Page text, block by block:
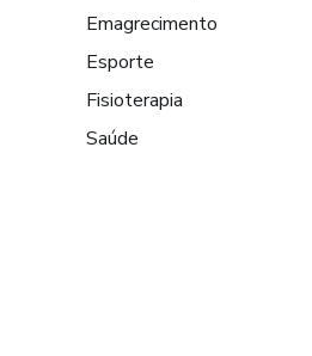
Emagrecimento
Esporte
Fisioterapia
Saúde